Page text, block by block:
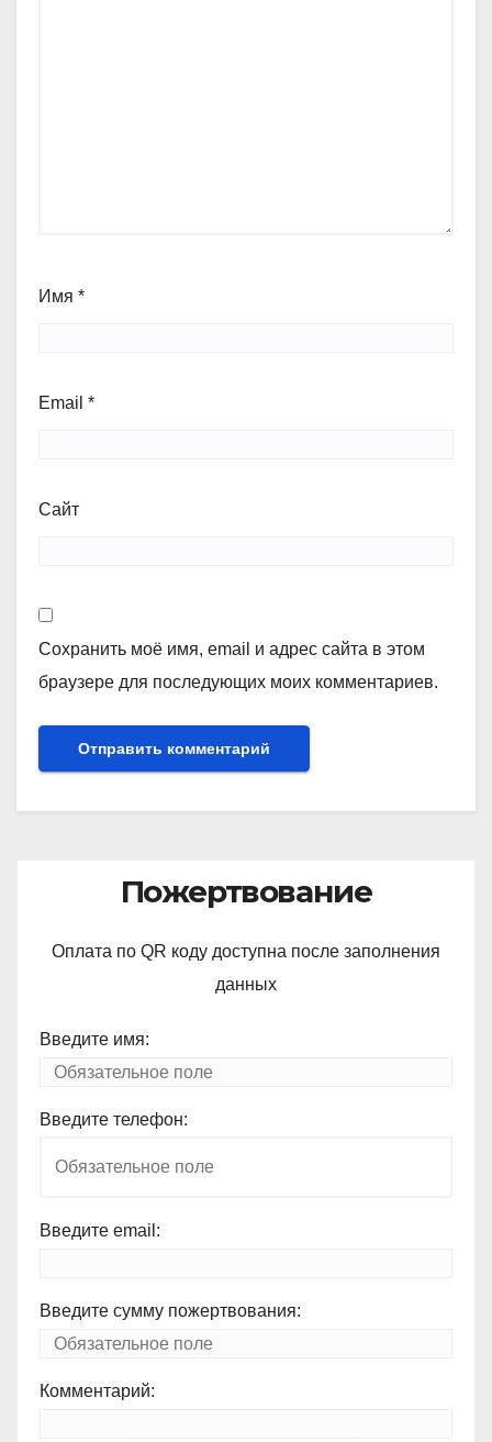
Имя *
Email *
Сайт
Сохранить моё имя, email и адрес сайта в этом
браузере для последующих моих комментариев.
Пожертвование
Оплата по QR коду доступна после заполнения
данных
Введите имя:
Введите телефон:
Введите email:
Введите сумму пожертвования:
Комментарий: